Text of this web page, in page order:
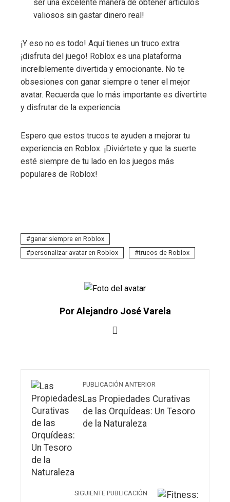
ser una excelente manera de obtener artículos
valiosos sin gastar dinero real!
¡Y eso no es todo! Aquí tienes un truco extra:
¡disfruta del juego! Roblox es una plataforma
increíblemente divertida y emocionante. No te
obsesiones con ganar siempre o tener el mejor
avatar. Recuerda que lo más importante es divertirte
y disfrutar de la experiencia.
Espero que estos trucos te ayuden a mejorar tu
experiencia en Roblox. ¡Diviértete y que la suerte
esté siempre de tu lado en los juegos más
populares de Roblox!
ganar siempre en Roblox
personalizar avatar en Roblox
trucos de Roblox
Por Alejandro José Varela
PUBLICACIÓN ANTERIOR
Las Propiedades Curativas
de las Orquídeas: Un Tesoro
de la Naturaleza
SIGUIENTE PUBLICACIÓN